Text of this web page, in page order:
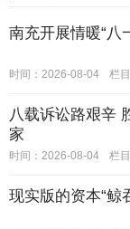
南充开展情暖“八
时间：2026-08-04 栏目
八载诉讼路艰辛
家
时间：2026-08-04 栏目
现实版的资本“鲸